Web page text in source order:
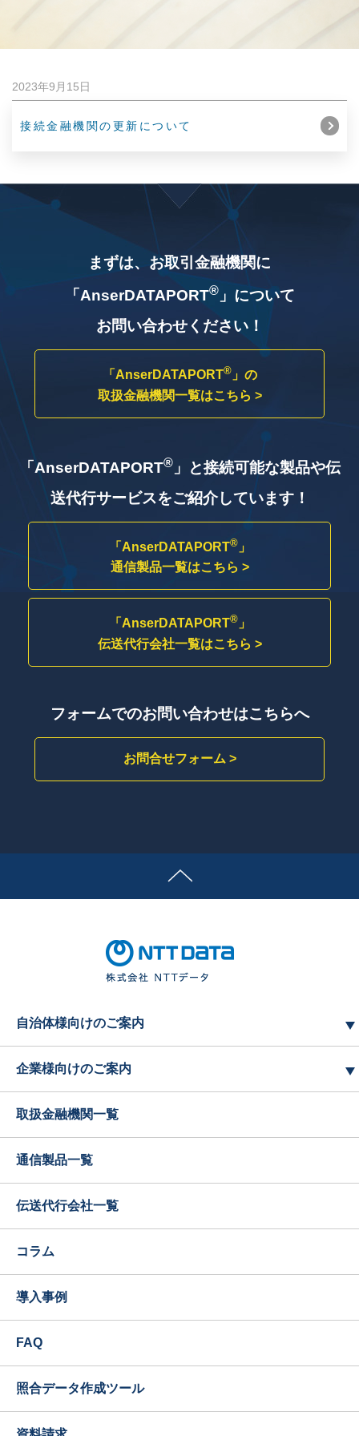
2023年9月15日
接続金融機関の更新について
まずは、お取引金融機関に
「AnserDATAPORT®」について
お問い合わせください！
「AnserDATAPORT®」の
取扱金融機関一覧はこちら >
「AnserDATAPORT®」と接続可能な製品や伝
送代行サービスをご紹介しています！
「AnserDATAPORT®」
通信製品一覧はこちら >
「AnserDATAPORT®」
伝送代行会社一覧はこちら >
フォームでのお問い合わせはこちらへ
お問合せフォーム >
自治体様向けのご案内
企業様向けのご案内
取扱金融機関一覧
通信製品一覧
伝送代行会社一覧
コラム
導入事例
FAQ
照合データ作成ツール